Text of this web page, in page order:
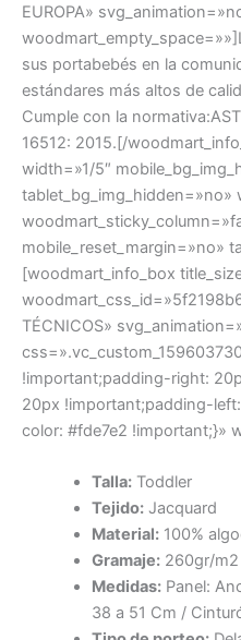
EUROPA»
sus portabebés en la
estándares más altos de
Cumple con la
16512: 2015.[/
width=»1/5″
tablet_bg_img_hidden=»no»
mobile_reset_margin=»no»
[woodmart_info_box
TÉCNICOS»
!important;padding-right:
20px !important;padding-
color: #fde7e2 !important;}»
Talla:Toddler
Tejido:Jacquard
Material:100%
Gramaje:260gr/m2
Medidas:Panel:
38 a 51 Cm /